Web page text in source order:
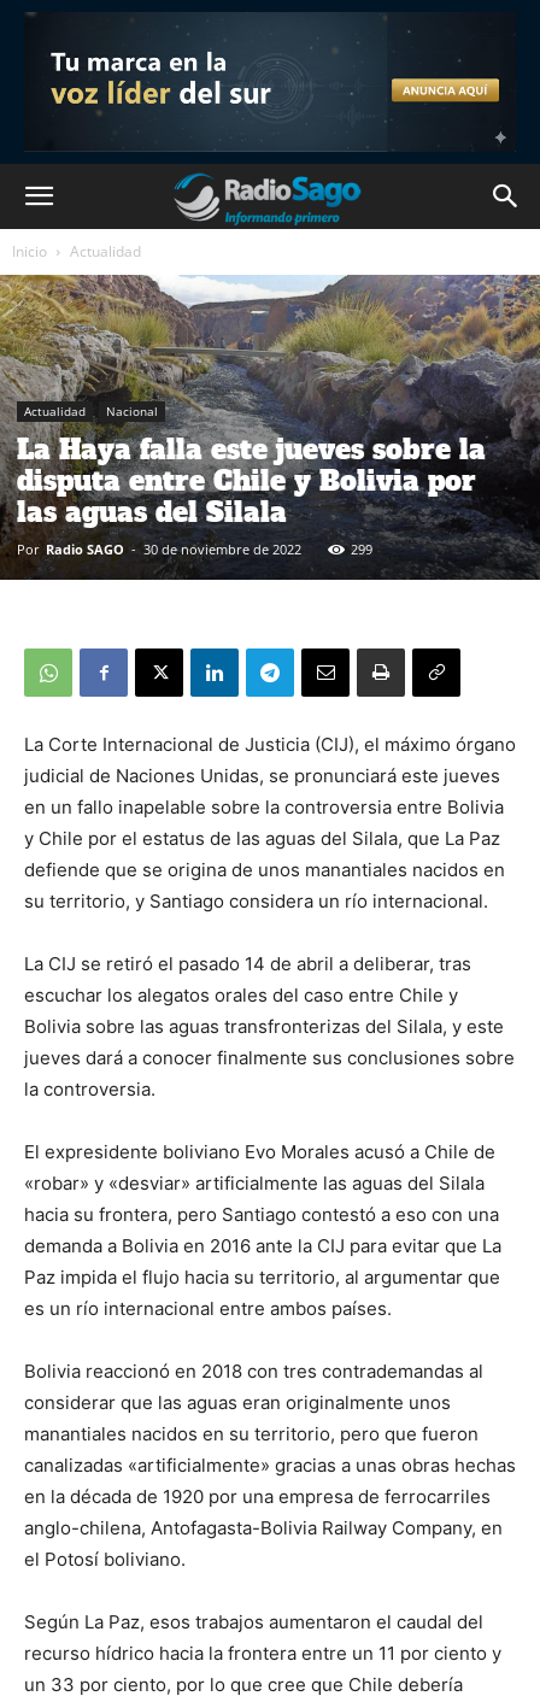
Inicio Actualidad
Actualidad Nacional
La Haya falla este jueves sobre la
disputa entre Chile y Bolivia por
las aguas del Silala
Por Radio SAGO - 30 de noviembre de 2022 299
La Corte Internacional de Justicia (CIJ), el máximo órgano
judicial de Naciones Unidas, se pronunciará este jueves
en un fallo inapelable sobre la controversia entre Bolivia
y Chile por el estatus de las aguas del Silala, que La Paz
defiende que se origina de unos manantiales nacidos en
su territorio, y Santiago considera un río internacional.
La CIJ se retiró el pasado 14 de abril a deliberar, tras
escuchar los alegatos orales del caso entre Chile y
Bolivia sobre las aguas transfronterizas del Silala, y este
jueves dará a conocer finalmente sus conclusiones sobre
la controversia.
El expresidente boliviano Evo Morales acusó a Chile de
«robar» y «desviar» artificialmente las aguas del Silala
hacia su frontera, pero Santiago contestó a eso con una
demanda a Bolivia en 2016 ante la CIJ para evitar que La
Paz impida el flujo hacia su territorio, al argumentar que
es un río internacional entre ambos países.
Bolivia reaccionó en 2018 con tres contrademandas al
considerar que las aguas eran originalmente unos
manantiales nacidos en su territorio, pero que fueron
canalizadas «artificialmente» gracias a unas obras hechas
en la década de 1920 por una empresa de ferrocarriles
anglo-chilena, Antofagasta-Bolivia Railway Company, en
el Potosí boliviano.
Según La Paz, esos trabajos aumentaron el caudal del
recurso hídrico hacia la frontera entre un 11 por ciento y
un 33 por ciento, por lo que cree que Chile debería